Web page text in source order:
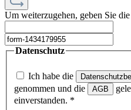
Um weiterzugehen, geben Sie
Datenschutz
Ich habe die
genommen und die
AGB
einverstanden. *